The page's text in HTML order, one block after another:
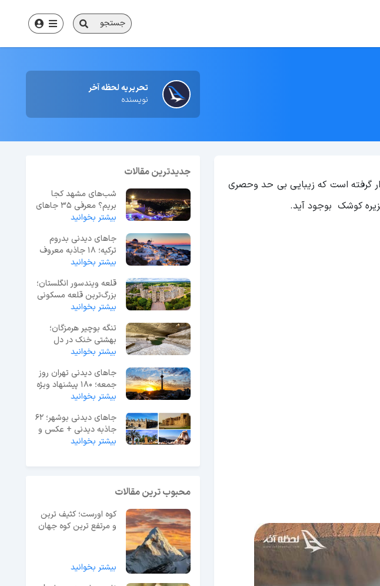
جستجو
تحریریه لحظه آخر
نویسنده
گرفته است که زیبایی بی حد وحصری
کوشک بوجود آید.
جدیدترین مقالات
شب‌های مشهد کجا
بریم؟ معرفی 35 جاهای
دیدنی مشهد در شب
بیشتر بخوانید
جاهای دیدنی بدروم
ترکیه؛ 18 جاذبه معروف
+ عکس و آدرس
بیشتر بخوانید
قلعه ویندسور انگلستان؛
بزرگ‌ترین قلعه مسکونی
جهان
بیشتر بخوانید
تنگه بوچیر هرمزگان؛
بهشتی خنک در دل
گرمای جنوب ایران
بیشتر بخوانید
جاهای دیدنی تهران روز
جمعه؛ 180 پیشنهاد ویژه
آخر هفته
بیشتر بخوانید
جاهای دیدنی بوشهر؛ 62
جاذبه دیدنی + عکس و
آدرس
بیشتر بخوانید
محبوب ترین مقالات
کوه اورست؛ کثیف ترین
و مرتفع ترین کوه جهان
بیشتر بخوانید